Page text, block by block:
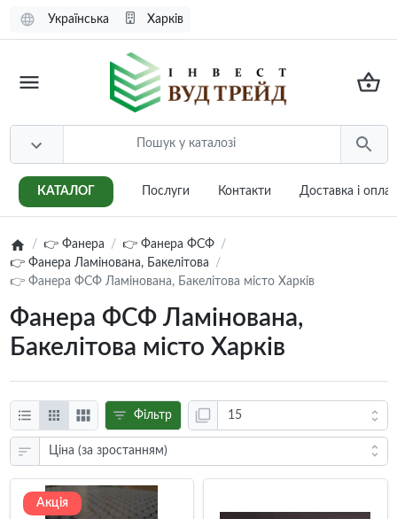
Українська Харків
КАТАЛОГ Послуги Контакти Доставка i
👉 Фанера
👉 Фанера ФСФ
👉 Фанера Ламінована, Бакелітова
👉 Фанера ФСФ Ламінована, Бакелітова місто Харків
Фанера ФСФ Ламінована,
Бакелітова місто Харків
Фільтр
Акція